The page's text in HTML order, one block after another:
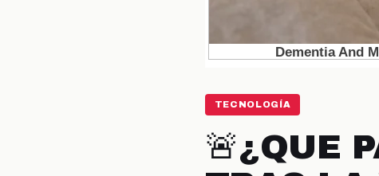
TECNOLOGÍA
🚨¿QUE